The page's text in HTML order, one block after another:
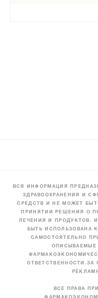
ВСЯ ИНФОРМАЦИЯ
ЗДРАВООХРАНЕНИЯ И
СРЕДСТВ И НЕ МОЖЕТ
ПРИНЯТИИ РЕШЕНИЯ О
ЛЕЧЕНИЯ И ПРОДУКТОВ.
БЫТЬ ИСПОЛЬЗОВАНА
САМОСТОЯТЕЛЬНО
ОПИСЫВАЕМЫЕ
ОТВЕТСТВЕННОСТИ ЗА
ВСЕ ПРАВА